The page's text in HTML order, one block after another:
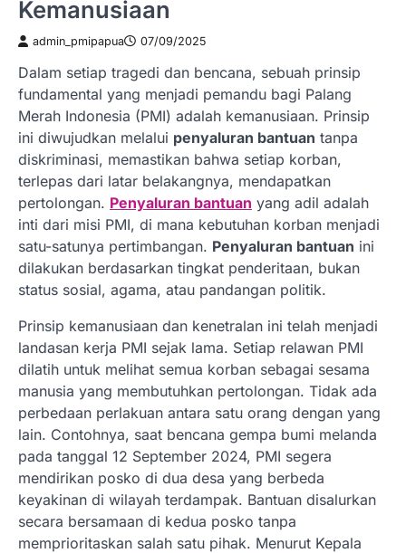
Kemanusiaan
admin_pmipapua 07/09/2025
Dalam setiap tragedi dan bencana, sebuah prinsip
fundamental yang menjadi pemandu bagi Palang
Merah Indonesia (PMI) adalah kemanusiaan. Prinsip
ini diwujudkan melalui penyaluran bantuan tanpa
diskriminasi, memastikan bahwa setiap korban,
terlepas dari latar belakangnya, mendapatkan
pertolongan. Penyaluran bantuan yang adil adalah
inti dari misi PMI, di mana kebutuhan korban menjadi
satu-satunya pertimbangan. Penyaluran bantuan ini
dilakukan berdasarkan tingkat penderitaan, bukan
status sosial, agama, atau pandangan politik.
Prinsip kemanusiaan dan kenetralan ini telah menjadi
landasan kerja PMI sejak lama. Setiap relawan PMI
dilatih untuk melihat semua korban sebagai sesama
manusia yang membutuhkan pertolongan. Tidak ada
perbedaan perlakuan antara satu orang dengan yang
lain. Contohnya, saat bencana gempa bumi melanda
pada tanggal 12 September 2024, PMI segera
mendirikan posko di dua desa yang berbeda
keyakinan di wilayah terdampak. Bantuan disalurkan
secara bersamaan di kedua posko tanpa
memprioritaskan salah satu pihak. Menurut Kepala